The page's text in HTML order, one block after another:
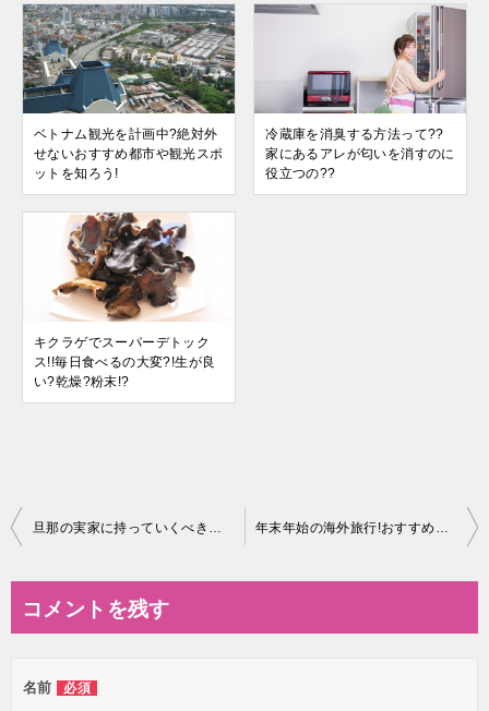
ベトナム観光を計画中?絶対外
せないおすすめ都市や観光スポ
ットを知ろう!
冷蔵庫を消臭する方法って??
家にあるアレが匂いを消すのに
役立つの??
キクラゲでスーパーデトック
ス!!毎日食べるの大変?!生が良
い?乾燥?粉末!?
投
ビ
ー
旦那の実家に持っていくべき手土産でおすすめのものって? 年末年始の海外旅行!おすすめはヨーロッパ?!その他は?
コメントを残す
名前 必須